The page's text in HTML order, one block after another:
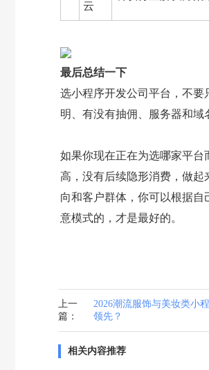
云
最后总结一下
选小程序开发公司平台，不
明、有没有抽佣、服务器和域
如果你现在正在为选哪家平
高，没有后续隐形消费，做
向和客户群体，你可以根据
意模式的，才是最好的。
上一
篇：
2026潮流服饰与美妆类小
领先？
相关内容推荐